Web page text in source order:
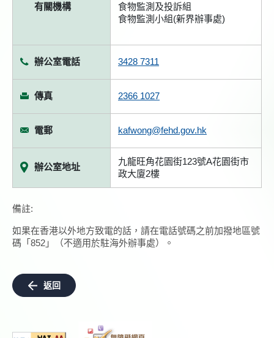
有關機構
食物監測及投訴組
食物監測小組(新界辦事處)
辦公室電話 3428 7311
傳真 2366 1027
電郵 kafwong@fehd.gov.hk
辦公室地址
九龍旺角花園街123號A花園街市
政大廈2樓
備註:
如果在香港以外地方致電的話，請在電話號碼之前加撥地區號
碼「852」（不適用於駐海外辦事處）。
返回